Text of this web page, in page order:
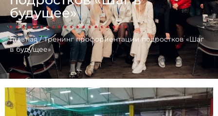
будущее»
Главная/Тренинг профориентации подростков «Шаг
в будущее»